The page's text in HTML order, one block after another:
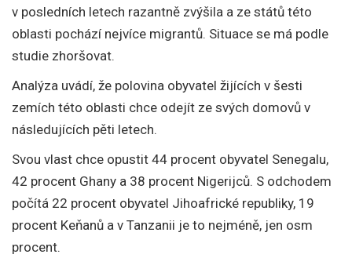
v posledních letech razantně zvýšila a ze států této
oblasti pochází nejvíce migrantů. Situace se má podle
studie zhoršovat.
Analýza uvádí, že polovina obyvatel žijících v šesti
zemích této oblasti chce odejít ze svých domovů v
následujících pěti letech.
Svou vlast chce opustit 44 procent obyvatel Senegalu,
42 procent Ghany a 38 procent Nigerijců. S odchodem
počítá 22 procent obyvatel Jihoafrické republiky, 19
procent Keňanů a v Tanzanii je to nejméně, jen osm
procent.